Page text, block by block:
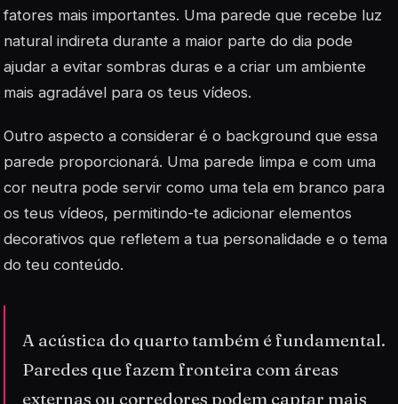
fatores mais importantes. Uma parede que recebe luz
natural indireta durante a maior parte do dia pode
ajudar a evitar sombras duras e a criar um ambiente
mais agradável para os teus vídeos.
Outro aspecto a considerar é o background que essa
parede proporcionará. Uma parede limpa e com uma
cor neutra pode servir como uma tela em branco para
os teus vídeos, permitindo-te adicionar elementos
decorativos que refletem a tua personalidade e o tema
do teu conteúdo.
A acústica do quarto também é fundamental.
Paredes que fazem fronteira com áreas
externas ou corredores podem captar mais